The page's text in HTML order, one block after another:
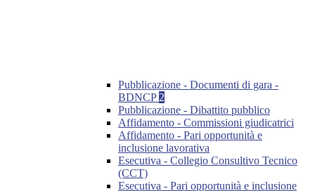
Pubblicazione - Documenti di gara -
BDNCP 2
Pubblicazione - Dibattito pubblico
Affidamento - Commissioni giudicatrici
Affidamento - Pari opportunità e
inclusione lavorativa
Esecutiva - Collegio Consultivo Tecnico
(CCT)
Esecutiva - Pari opportunità e inclusione